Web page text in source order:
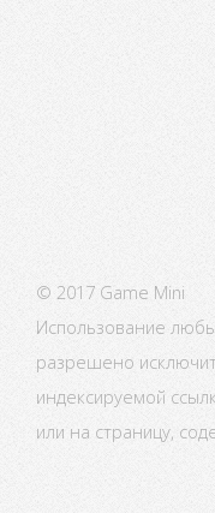
© 2017 Game Mini
Использование
разрешено
индексируемой
или на страницу,